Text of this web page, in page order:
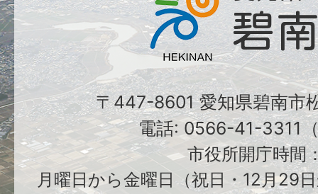
〒447-8601 愛知県碧南市
電話: 0566-41-3311
市役所開庁時間
月曜日から金曜日（祝日・12月29